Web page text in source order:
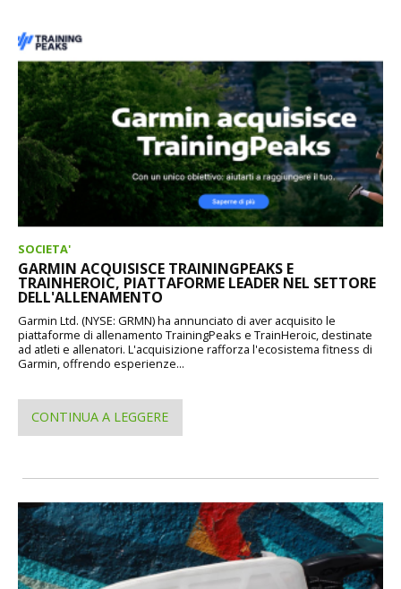
SOCIETA'
GARMIN ACQUISISCE TRAININGPEAKS E
TRAINHEROIC, PIATTAFORME LEADER NEL SETTORE
DELL'ALLENAMENTO
Garmin Ltd. (NYSE: GRMN) ha annunciato di aver acquisito le
piattaforme di allenamento TrainingPeaks e TrainHeroic, destinate
ad atleti e allenatori. L'acquisizione rafforza l'ecosistema fitness di
Garmin, offrendo esperienze...
CONTINUA A LEGGERE